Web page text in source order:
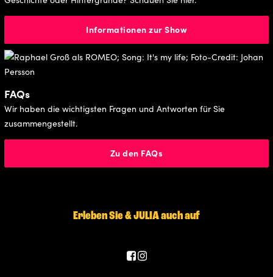
Informationen zur Show
FAQs
Wir haben die wichtigsten Fragen und Antworten für Sie
zusammengestellt.
Zu den FAQs
Erleben Sie & JULIA auch auf